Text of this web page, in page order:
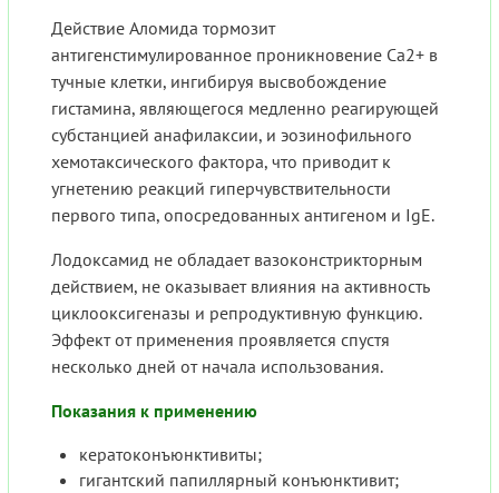
Действие Аломида тормозит
антигенстимулированное проникновение Са2+ в
тучные клетки, ингибируя высвобождение
гистамина, являющегося медленно реагирующей
субстанцией анафилаксии, и эозинофильного
хемотаксического фактора, что приводит к
угнетению реакций гиперчувствительности
первого типа, опосредованных антигеном и IgE.
Лодоксамид не обладает вазоконстрикторным
действием, не оказывает влияния на активность
циклооксигеназы и репродуктивную функцию.
Эффект от применения проявляется спустя
несколько дней от начала использования.
Показания к применению
кератоконъюнктивиты;
гигантский папиллярный конъюнктивит;